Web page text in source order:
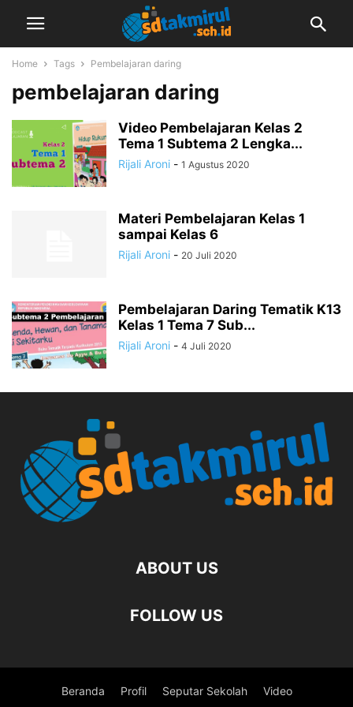
Home Tags Pembelajaran daring
pembelajaran daring
Video Pembelajaran Kelas 2
Tema 1 Subtema 2 Lengka...
Rijali Aroni - 1 Agustus 2020
Materi Pembelajaran Kelas 1
sampai Kelas 6
Rijali Aroni - 20 Juli 2020
Pembelajaran Daring Tematik K13
Kelas 1 Tema 7 Sub...
Rijali Aroni - 4 Juli 2020
ABOUT US
FOLLOW US
Beranda Profil Seputar Sekolah Video